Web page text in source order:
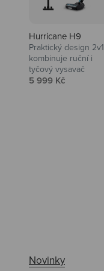
Hurricane H9
Praktický design 2v1
kombinuje ruční i
tyčový vysavač
Prodejní cena
5 999 Kč